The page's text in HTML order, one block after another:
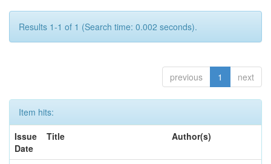
Results 1-1 of 1 (Search time: 0.002 seconds).
previous 1 next
Item hits:
Issue
Date
Title Author(s)